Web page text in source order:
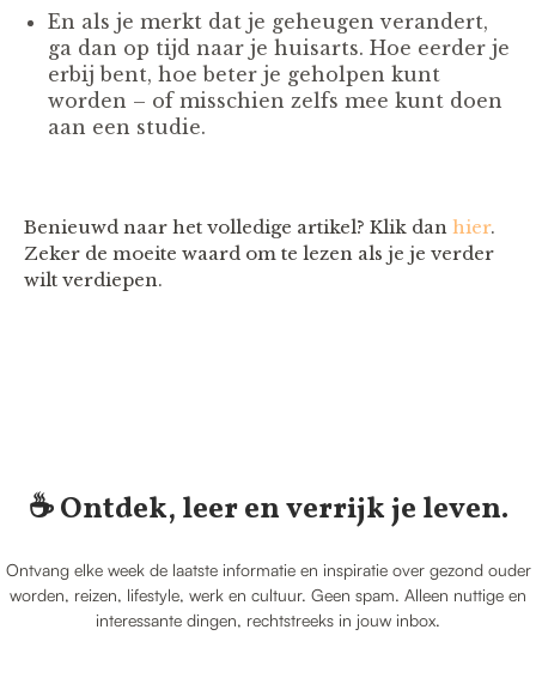
En als je merkt dat je geheugen verandert,
ga dan op tijd naar je huisarts. Hoe eerder je
erbij bent, hoe beter je geholpen kunt
worden – of misschien zelfs mee kunt doen
aan een studie.
Benieuwd naar het volledige artikel? Klik dan hier.
Zeker de moeite waard om te lezen als je je verder
wilt verdiepen.
☕️ Ontdek, leer en verrijk je leven.
Ontvang elke week de laatste informatie en inspiratie over gezond ouder
worden, reizen, lifestyle, werk en cultuur. Geen spam. Alleen nuttige en
interessante dingen, rechtstreeks in jouw inbox.